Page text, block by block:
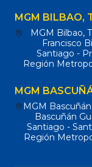
MGM BILBAO,
MGM Bilbao,
Francisco
Santiago -
Región
MGM
MGM
Bascuñán
Santiago -
Región